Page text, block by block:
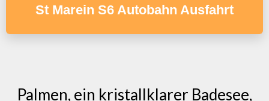
St Marein S6 Autobahn Ausfahrt
Palmen, ein kristallklarer Badesee,